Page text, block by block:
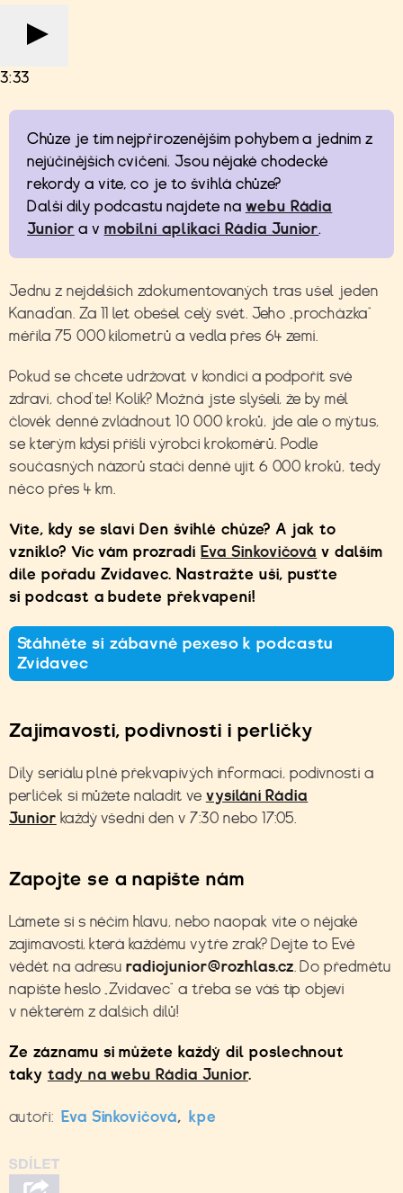
3:33
Chůze je tím nejpřirozenějším pohybem a jedním z
nejúčinějších cvičení. Jsou nějaké chodecké
rekordy a víte, co je to švihlá chůze?
Další díly podcastu najdete na webu Rádia
Junior a v mobilní aplikaci Rádia Junior.
Jednu z nejdelších zdokumentovaných tras ušel jeden
Kanaďan. Za 11 let obešel celý svět. Jeho „procházka“
měřila 75 000 kilometrů a vedla přes 64 zemí.
Pokud se chcete udržovat v kondici a podpořit své
zdraví, choďte! Kolik? Možná jste slyšeli, že by měl
člověk denně zvládnout 10 000 kroků, jde ale o mýtus,
se kterým kdysi přišli výrobci krokoměrů. Podle
současných názorů stačí denně ujít 6 000 kroků, tedy
něco přes 4 km.
Víte, kdy se slaví Den švihlé chůze? A jak to
vzniklo? Víc vám prozradí Eva Sinkovičová v dalším
díle pořadu Zvídavec. Nastražte uši, pusťte
si podcast a budete překvapení!
Stáhněte si zábavné pexeso k podcastu
Zvídavec
Zajímavosti, podivnosti i perličky
Díly seriálu plné překvapivých informací, podivností a
perliček si můžete naladit ve vysílání Rádia
Junior každý všední den v 7:30 nebo 17:05.
Zapojte se a napište nám
Lámete si s něčím hlavu, nebo naopak víte o nějaké
zajímavosti, která každému vytře zrak? Dejte to Evě
vědět na adresu radiojunior@rozhlas.cz. Do předmětu
napište heslo „Zvídavec“ a třeba se váš tip objeví
v některém z dalších dílů!
Ze záznamu si můžete každý díl poslechnout
taky tady na webu Rádia Junior.
autoři: Eva Sinkovičová, kpe